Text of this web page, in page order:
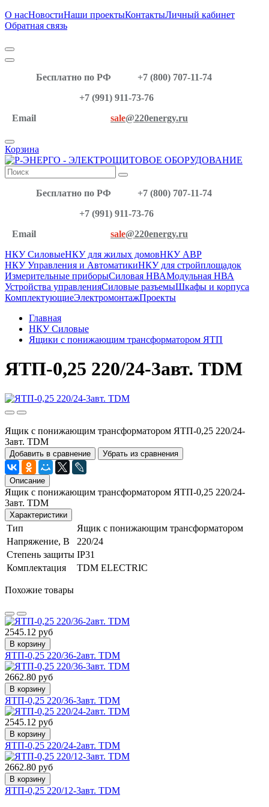
О насНовостиНаши проектыКонтактыЛичный кабинет
Обратная связь
Бесплатно по РФ
+7 (800) 707-11-74
+7 (991) 911-73-76
Email
sale@220energy.ru
Корзина
Бесплатно по РФ
+7 (800) 707-11-74
+7 (991) 911-73-76
Email
sale@220energy.ru
НКУ СиловыеНКУ для жилых домовНКУ АВР
НКУ Управления и АвтоматикиНКУ для стройплощадок
Измерительные приборыСиловая НВАМодульная НВА
Устройства управленияСиловые разъемыШкафы и корпуса
КомплектующиеЭлектромонтажПроекты
Главная
НКУ Силовые
Ящики с понижающим трансформатором ЯТП
ЯТП-0,25 220/24-3авт. TDM
Ящик с понижающим трансформатором ЯТП-0,25 220/24-
3авт. TDM
Добавить в сравнение Убрать из сравнения
Описание
Ящик с понижающим трансформатором ЯТП-0,25 220/24-
3авт. TDM
Характеристики
Тип
Ящик с понижающим трансформатором
Напряжение, В
220/24
Степень защиты IP31
Комплектация
TDM ELECTRIC
Похожие товары
2545.12 руб
В корзину
ЯТП-0,25 220/36-2авт. TDM
2662.80 руб
В корзину
ЯТП-0,25 220/36-3авт. TDM
2545.12 руб
В корзину
ЯТП-0,25 220/24-2авт. TDM
2662.80 руб
В корзину
ЯТП-0,25 220/12-3авт. TDM